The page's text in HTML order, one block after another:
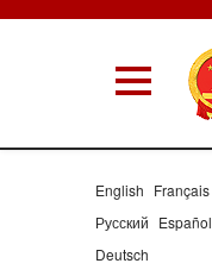
English Français
Русский Español
Deutsch